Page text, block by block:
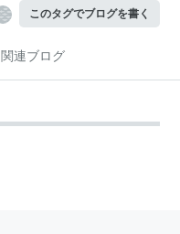
このタグでブログを書く
関連ブログ